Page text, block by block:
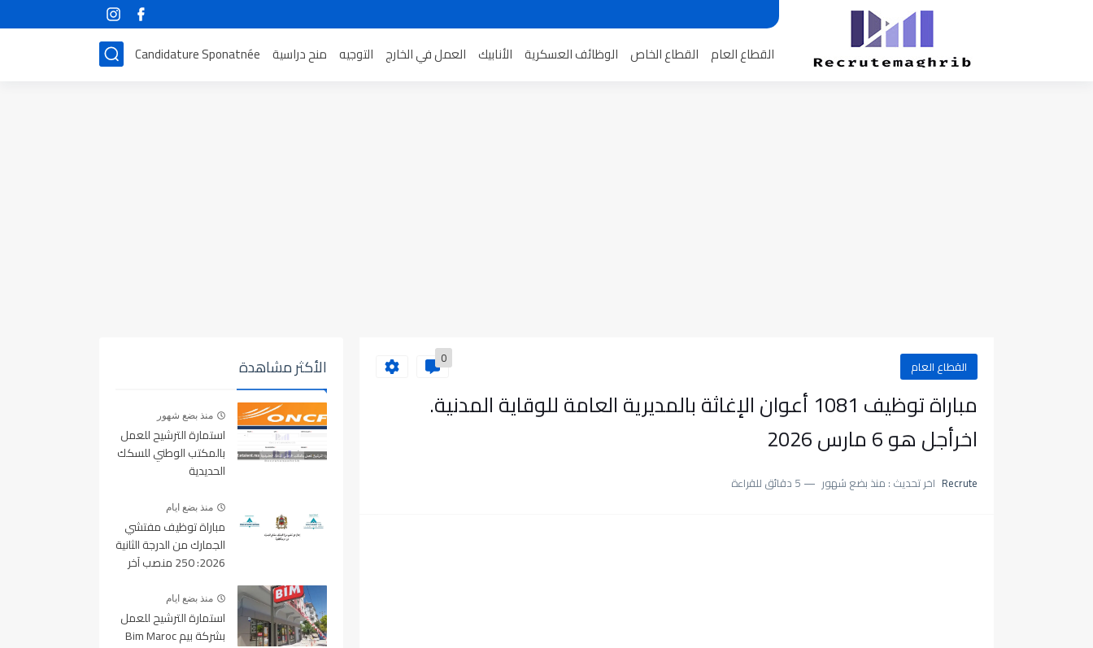
القطاع العام القطاع الخاص الوظائف العسكرية الأنابيك العمل في الخارج التوجيه منح دراسية Candidature Sponatnée
القطاع العام 0
مباراة توظيف 1081 أعوان الإغاثة بالمديرية العامة للوقاية المدنية.
اخرأجل هو 6 مارس 2026
Recrute اخر تحديث : منذ بضع شهور 5 دقائق للقراءة
الأكثر مشاهدة
منذ بضع شهور
استمارة الترشيح للعمل
بالمكتب الوطني للسكك
الحديدية
منذ بضع ايام
مباراة توظيف مفتشي
الجمارك من الدرجة الثانية
2026: 250 منصب آخر
2026منذ بضع ايام
استمارة الترشيح للعمل
بشركة بيم Bim Maroc